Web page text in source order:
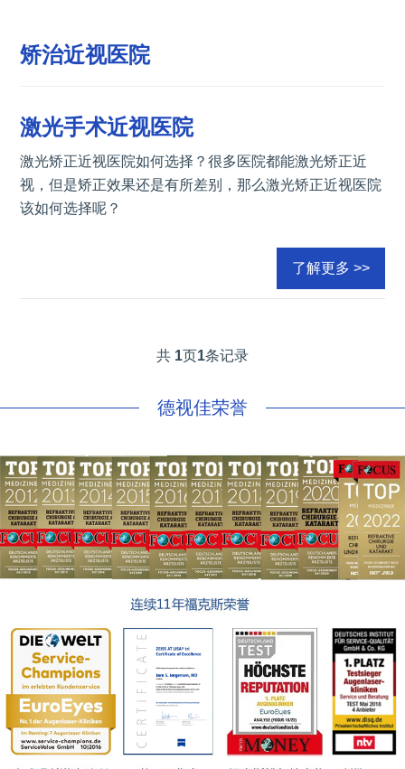
矫治近视医院
激光手术近视医院
激光矫正近视医院如何选择？很多医院都能激光矫正近
视，但是矫正效果还是有所差别，那么激光矫正近视医院
该如何选择呢？
了解更多 >>
共 1页1条记录
德视佳荣誉